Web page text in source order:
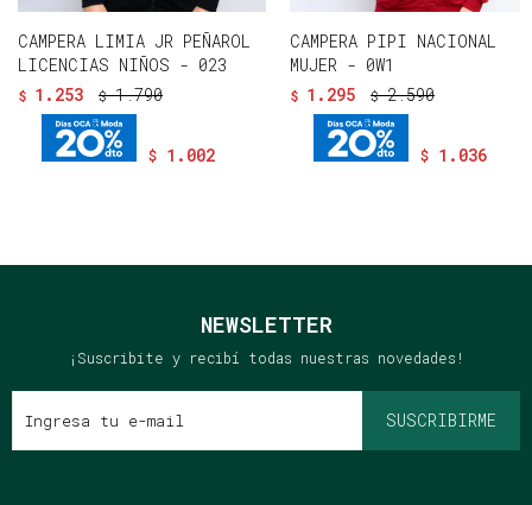
CAMPERA LIMIA JR PEÑAROL
LICENCIAS NIÑOS - 023
$ 1.253 $ 1.790
$ 1.002
CAMPERA PIPI NACIONAL
MUJER - 0W1
$ 1.295 $ 2.590
$ 1.036
NEWSLETTER
¡Suscribite y recibí todas nuestras novedades!
SUSCRIBIRME